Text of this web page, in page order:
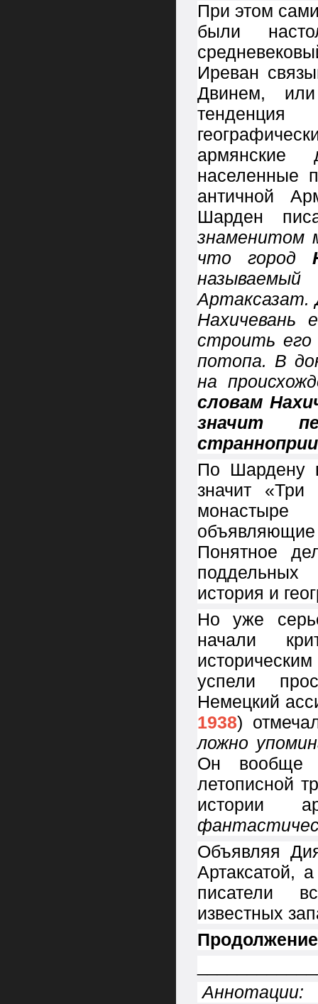
При этом
были
Иреван
Двинем,
армянские
населенные
античной
Шарден
знаменитом
что город
Артаксазат.
Нахичевань
строить его
потопа. В
на
словам
значит
По Шардену
значит «Три
монастыре
Понятное
история и
Но уже
начали
успели
Немецкий
1938)
ложно
Он вообще
летописной
истории
Объявляя
Артаксатой,
писатели
известных
Аннотации: